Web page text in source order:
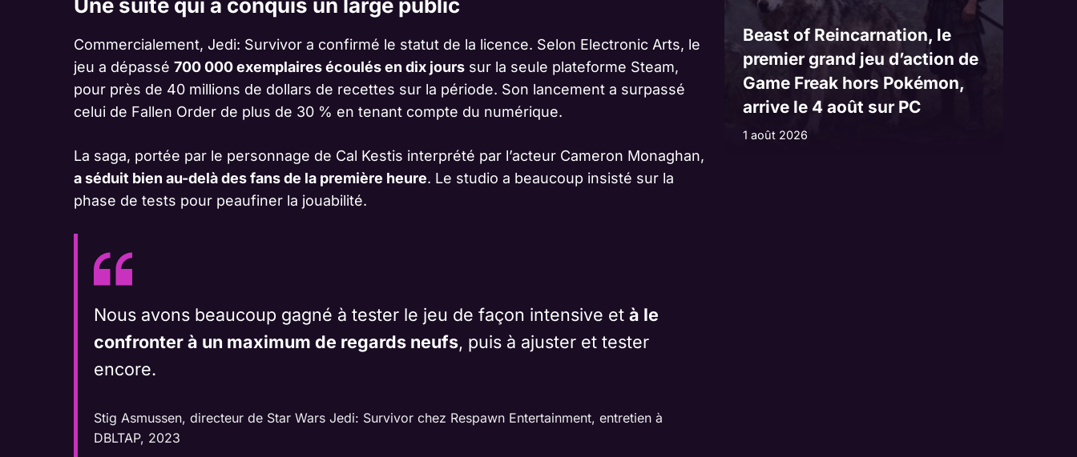
Une suite qui a conquis un large public
Commercialement, Jedi: Survivor a confirmé le statut de la licence. Selon Electronic Arts, le
jeu a dépassé 700 000 exemplaires écoulés en dix jours sur la seule plateforme Steam,
pour près de 40 millions de dollars de recettes sur la période. Son lancement a surpassé
celui de Fallen Order de plus de 30 % en tenant compte du numérique.
La saga, portée par le personnage de Cal Kestis interprété par l’acteur Cameron Monaghan,
a séduit bien au-delà des fans de la première heure. Le studio a beaucoup insisté sur la
phase de tests pour peaufiner la jouabilité.
Nous avons beaucoup gagné à tester le jeu de façon intensive et à le
confronter à un maximum de regards neufs, puis à ajuster et tester
encore.
Stig Asmussen, directeur de Star Wars Jedi: Survivor chez Respawn Entertainment, entretien à
DBLTAP, 2023
Beast of Reincarnation, le
premier grand jeu d’action de
Game Freak hors Pokémon,
arrive le 4 août sur PC
1 août 2026